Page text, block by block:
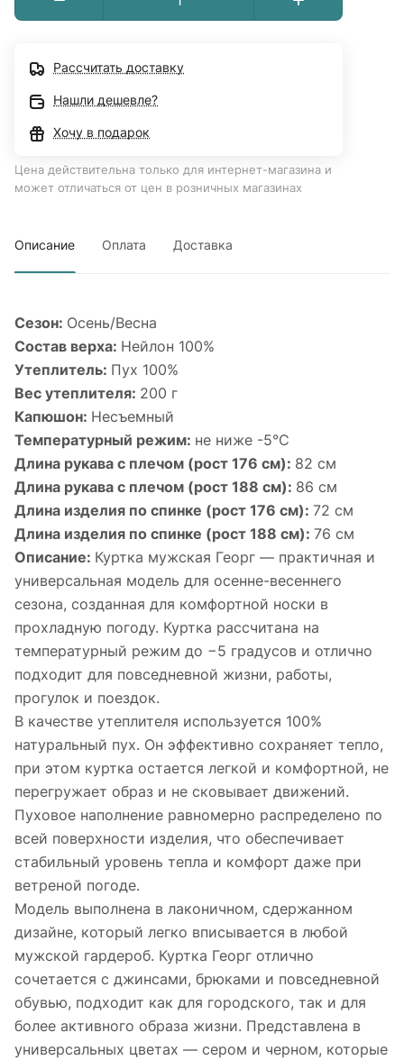
Рассчитать доставку
Нашли дешевле?
Хочу в подарок
Цена действительна только для интернет-магазина и
может отличаться от цен в розничных магазинах
Описание Оплата Доставка
Сезон: Осень/Весна
Состав верха: Нейлон 100%
Утеплитель: Пух 100%
Вес утеплителя: 200 г
Капюшон: Несъемный
Температурный режим: не ниже -5°С
Длина рукава с плечом (рост 176 см): 82 см
Длина рукава с плечом (рост 188 см): 86 см
Длина изделия по спинке (рост 176 см): 72 см
Длина изделия по спинке (рост 188 см): 76 см
Описание: Куртка мужская Георг — практичная и
универсальная модель для осенне-весеннего
сезона, созданная для комфортной носки в
прохладную погоду. Куртка рассчитана на
температурный режим до −5 градусов и отлично
подходит для повседневной жизни, работы,
прогулок и поездок.
В качестве утеплителя используется 100%
натуральный пух. Он эффективно сохраняет тепло,
при этом куртка остается легкой и комфортной, не
перегружает образ и не сковывает движений.
Пуховое наполнение равномерно распределено по
всей поверхности изделия, что обеспечивает
стабильный уровень тепла и комфорт даже при
ветреной погоде.
Модель выполнена в лаконичном, сдержанном
дизайне, который легко вписывается в любой
мужской гардероб. Куртка Георг отлично
сочетается с джинсами, брюками и повседневной
обувью, подходит как для городского, так и для
более активного образа жизни. Представлена в
универсальных цветах — сером и черном, которые